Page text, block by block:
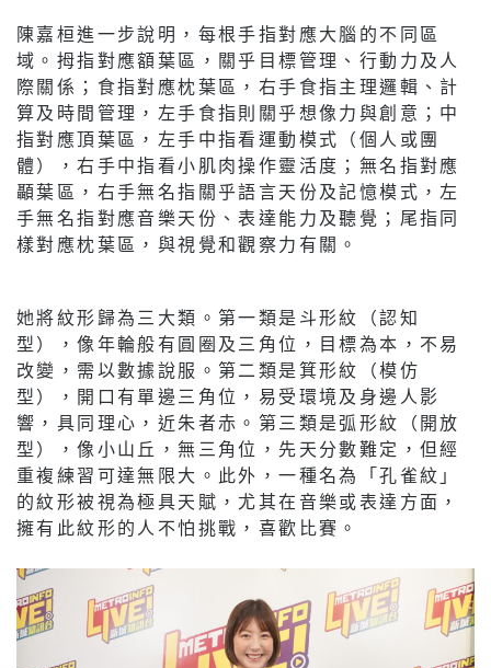
陳嘉桓進一步說明，每根手指對應大腦的不同區
域。拇指對應額葉區，關乎目標管理、行動力及人
際關係；食指對應枕葉區，右手食指主理邏輯、計
算及時間管理，左手食指則關乎想像力與創意；中
指對應頂葉區，左手中指看運動模式（個人或團
體），右手中指看小肌肉操作靈活度；無名指對應
顳葉區，右手無名指關乎語言天份及記憶模式，左
手無名指對應音樂天份、表達能力及聽覺；尾指同
樣對應枕葉區，與視覺和觀察力有關。
她將紋形歸為三大類。第一類是斗形紋（認知
型），像年輪般有圓圈及三角位，目標為本，不易
改變，需以數據說服。第二類是箕形紋（模仿
型），開口有單邊三角位，易受環境及身邊人影
響，具同理心，近朱者赤。第三類是弧形紋（開放
型），像小山丘，無三角位，先天分數難定，但經
重複練習可達無限大。此外，一種名為「孔雀紋」
的紋形被視為極具天賦，尤其在音樂或表達方面，
擁有此紋形的人不怕挑戰，喜歡比賽。